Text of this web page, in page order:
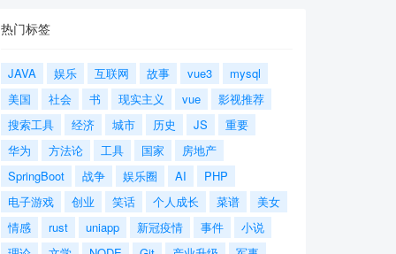
热门标签
JAVA 娱乐 互联网 故事 vue3
mysql
美国
社会 书 现实主义 vue
影视推荐
搜索工具
经济 城市 历史 JS
重要
华为
方法论 工具 国家
房地产
SpringBoot
战争 娱乐圈 AI
PHP
电子游戏
创业 笑话 个人成长 菜谱
美女
情感
rust uniapp 新冠疫情 事件
小说